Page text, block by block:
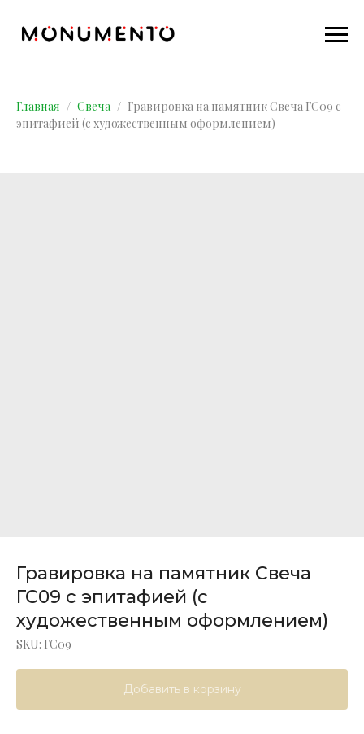
Главная Свеча
Гравировка на памятник Свеча ГС09 с
эпитафией (с художественным оформлением)
Гравировка на памятник Свеча
ГС09 с эпитафией (с
художественным оформлением)
SKU: ГС09
Добавить в корзину